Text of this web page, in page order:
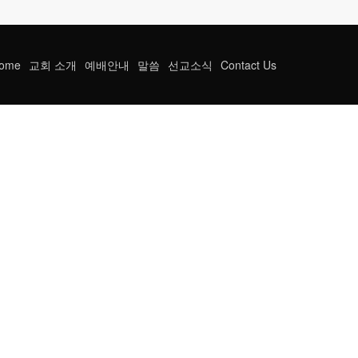
교회 소개 예배안내 말씀 선교소식 Contact Us